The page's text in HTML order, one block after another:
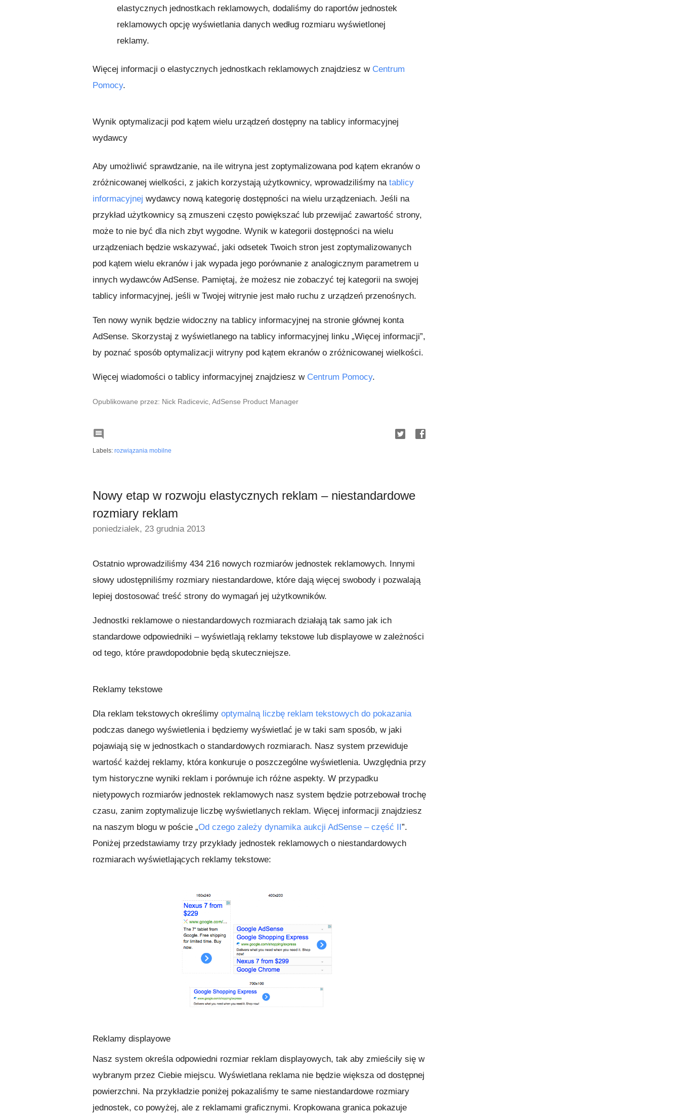
elastycznych jednostkach reklamowych, dodaliśmy do raportów jednostek
reklamowych opcję wyświetlania danych według rozmiaru wyświetlonej
reklamy.
Więcej informacji o elastycznych jednostkach reklamowych znajdziesz w Centrum
Pomocy.
Wynik optymalizacji pod kątem wielu urządzeń dostępny na tablicy informacyjnej
wydawcy
Aby umożliwić sprawdzanie, na ile witryna jest zoptymalizowana pod kątem ekranów o
zróżnicowanej wielkości, z jakich korzystają użytkownicy, wprowadziliśmy na tablicy
informacyjnej wydawcy nową kategorię dostępności na wielu urządzeniach. Jeśli na
przykład użytkownicy są zmuszeni często powiększać lub przewijać zawartość strony,
może to nie być dla nich zbyt wygodne. Wynik w kategorii dostępności na wielu
urządzeniach będzie wskazywać, jaki odsetek Twoich stron jest zoptymalizowanych
pod kątem wielu ekranów i jak wypada jego porównanie z analogicznym parametrem u
innych wydawców AdSense. Pamiętaj, że możesz nie zobaczyć tej kategorii na swojej
tablicy informacyjnej, jeśli w Twojej witrynie jest mało ruchu z urządzeń przenośnych.
Ten nowy wynik będzie widoczny na tablicy informacyjnej na stronie głównej konta
AdSense. Skorzystaj z wyświetlanego na tablicy informacyjnej linku „Więcej informacji”,
by poznać sposób optymalizacji witryny pod kątem ekranów o zróżnicowanej wielkości.
Więcej wiadomości o tablicy informacyjnej znajdziesz w Centrum Pomocy.
Opublikowane przez: Nick Radicevic, AdSense Product Manager

Labels: rozwiązania mobilne
Nowy etap w rozwoju elastycznych reklam – niestandardowe
rozmiary reklam
poniedziałek, 23 grudnia 2013
Ostatnio wprowadziliśmy 434 216 nowych rozmiarów jednostek reklamowych. Innymi
słowy udostępniliśmy rozmiary niestandardowe, które dają więcej swobody i pozwalają
lepiej dostosować treść strony do wymagań jej użytkowników.
Jednostki reklamowe o niestandardowych rozmiarach działają tak samo jak ich
standardowe odpowiedniki – wyświetlają reklamy tekstowe lub displayowe w zależności
od tego, które prawdopodobnie będą skuteczniejsze.
Reklamy tekstowe
Dla reklam tekstowych określimy optymalną liczbę reklam tekstowych do pokazania
podczas danego wyświetlenia i będziemy wyświetlać je w taki sam sposób, w jaki
pojawiają się w jednostkach o standardowych rozmiarach. Nasz system przewiduje
wartość każdej reklamy, która konkuruje o poszczególne wyświetlenia. Uwzględnia przy
tym historyczne wyniki reklam i porównuje ich różne aspekty. W przypadku
nietypowych rozmiarów jednostek reklamowych nasz system będzie potrzebował trochę
czasu, zanim zoptymalizuje liczbę wyświetlanych reklam. Więcej informacji znajdziesz
na naszym blogu w poście „Od czego zależy dynamika aukcji AdSense – część II”.
Poniżej przedstawiamy trzy przykłady jednostek reklamowych o niestandardowych
rozmiarach wyświetlających reklamy tekstowe:
Reklamy displayowe
Nasz system określa odpowiedni rozmiar reklam displayowych, tak aby zmieściły się w
wybranym przez Ciebie miejscu. Wyświetlana reklama nie będzie większa od dostępnej
powierzchni. Na przykładzie poniżej pokazaliśmy te same niestandardowe rozmiary
jednostek, co powyżej, ale z reklamami graficznymi. Kropkowana granica pokazuje